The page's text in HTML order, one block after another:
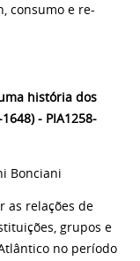
consumo e re-
história dos
- PIA1258-
Bonciani
as relações de
grupos e
no período